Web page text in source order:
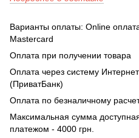
Варианты оплаты: Online
Mastercard
Оплата при получении товара
Оплата через систему
(ПриватБанк)
Оплата по безналичному
Максимальная сумма
платежом - 4000 грн.